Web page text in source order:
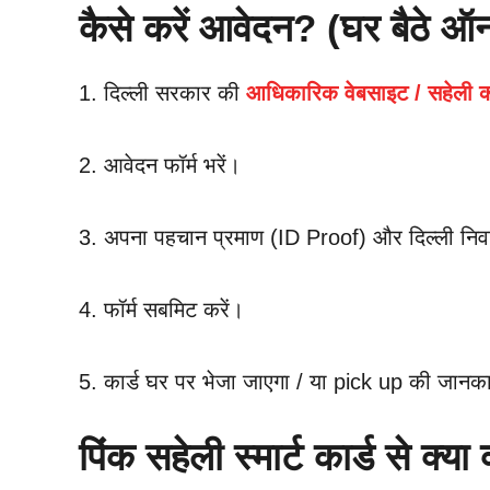
कैसे करें आवेदन? (घर बैठे
1. दिल्ली सरकार की आधिकारिक वेबसाइट / सहेली
2. आवेदन फॉर्म भरें।
3. अपना पहचान प्रमाण (ID Proof) और दिल्ली
4. फॉर्म सबमिट करें।
5. कार्ड घर पर भेजा जाएगा / या pick up की
पिंक सहेली स्मार्ट कार्ड से